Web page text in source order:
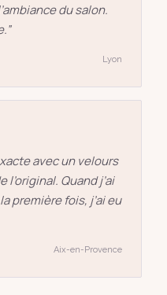
du salon.
”
Lyon
avec un velours
Quand j’ai
première fois, j’ai eu
Aix-en-Provence